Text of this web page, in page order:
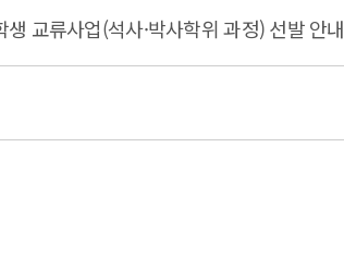
교류사업(석사·박사학위 과정) 선발 안내